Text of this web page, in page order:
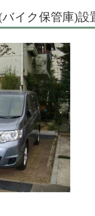
イク保管庫)設